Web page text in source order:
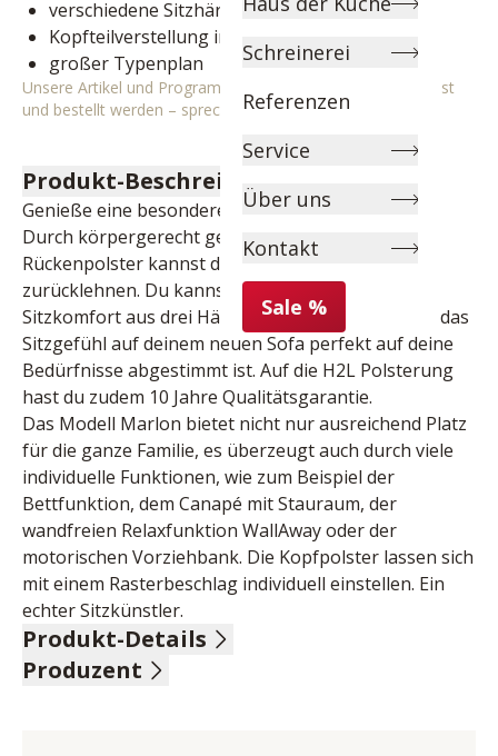
Schreinerei
Referenzen
Service
Über uns
Kontakt
Sale %
verschiedene Sitzhärten wählbar
Kopfteilverstellung inklusive
großer Typenplan
Unsere Artikel und Programme können individuell angepasst
und bestellt werden – sprechen Sie uns gerne an!
Produkt-Beschreibung
Genieße eine besondere Art entspannt zu sitzen.
Durch körpergerecht geformte Sitz- und
Rückenpolster kannst du dich entspannt
zurücklehnen. Du kannst deinen Lieblings-
Sitzkomfort aus drei Härtegraden wählen, sodass das
Sitzgefühl auf deinem neuen Sofa perfekt auf deine
Bedürfnisse abgestimmt ist. Auf die H2L Polsterung
hast du zudem 10 Jahre Qualitätsgarantie.
Das Modell Marlon bietet nicht nur ausreichend Platz
für die ganze Familie, es überzeugt auch durch viele
individuelle Funktionen, wie zum Beispiel der
Bettfunktion, dem Canapé mit Stauraum, der
wandfreien Relaxfunktion WallAway oder der
motorischen Vorziehbank. Die Kopfpolster lassen sich
mit einem Rasterbeschlag individuell einstellen. Ein
echter Sitzkünstler.
Produkt-Details
pigmentiertes Leder, Farbe grau, Rücken Nessel,
Produzent